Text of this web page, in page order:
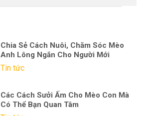
Chia Sẻ Cách Nuôi, Chăm Sóc Mèo
Anh Lông Ngắn Cho Người Mới
Tin tức
Các Cách Sưởi Ấm Cho Mèo Con Mà
Có Thể Bạn Quan Tâm